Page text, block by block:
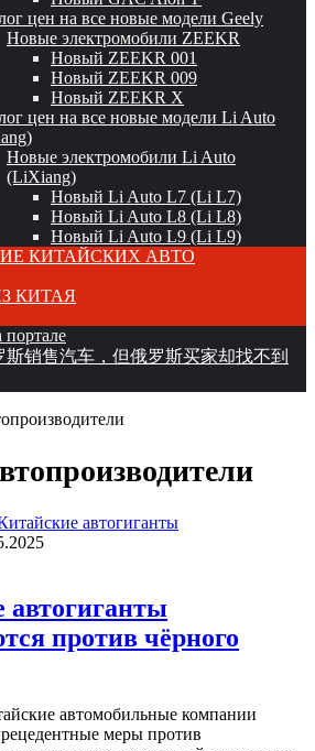
цен на все новые модели Geely
Новые электромобили ZEEKR
Новый ZEEKR 001
Новый ZEEKR 009
Новый ZEEKR X
цен на все новые модели Li Auto
Новые электромобили Li Auto
(LiXiang)
Новый Li Auto L7 (Li L7)
Новый Li Auto L8 (Li L8)
Новый Li Auto L9 (Li L9)
КИТАЙСКИХ АВТО
КИТАЯ
портале
斯销售汽车，但俄罗斯买家却找不到
автогиганты
против чёрного
автомобильные компании
меры против